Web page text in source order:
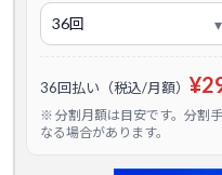
36回払い（税込/月額）
※ 分割月額は目安です。分割
なる場合があります。